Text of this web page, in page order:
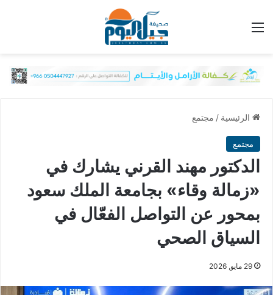
الرئيسية / مجتمع
مجتمع
الدكتور مهند القرني يشارك في
«زمالة وقاء» بجامعة الملك سعود
بمحور عن التواصل الفعّال في
السياق الصحي
29 مايو, 2026